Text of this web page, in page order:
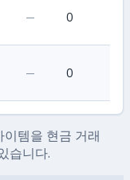
— 0
— 0
템을 현금 거래
습니다.